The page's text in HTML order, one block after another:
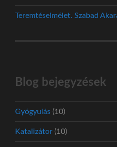
Teremtéselmélet. Szabad
Blog bejegyzések
Gyógyulás (10)
Katalizátor (10)